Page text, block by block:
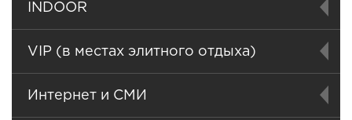
INDOOR
VIP (в местах элитного отдыха)
Интернет и СМИ